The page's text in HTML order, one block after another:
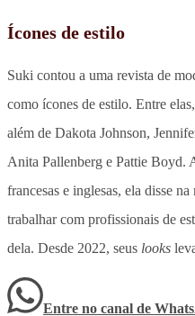
Ícones de estilo
Suki contou a uma revista de
como ícones de estilo. Entre
além de Dakota Johnson,
Anita Pallenberg e Pattie Boyd.
francesas e inglesas, ela disse
trabalhar com profissionais de
dela. Desde 2022, seus looks
Entre no canal de